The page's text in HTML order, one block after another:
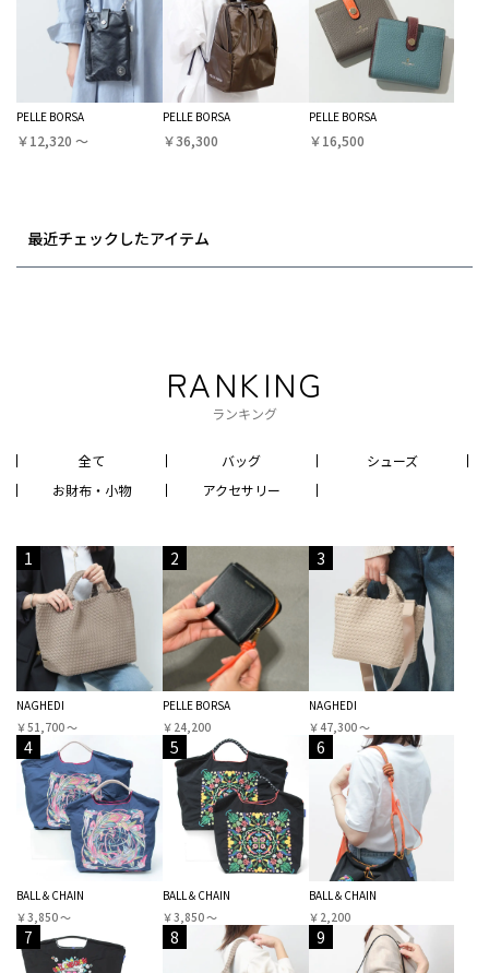
PELLE BORSA
￥12,320 〜
PELLE BORSA
￥36,300
PELLE BORSA
￥16,500
最近チェックしたアイテム
RANKING
ランキング
全て バッグ
シューズ
お財布・小物
アクセサリー
1
NAGHEDI
￥51,700 〜
2
PELLE BORSA
￥24,200
3
NAGHEDI
￥47,300 〜
4
BALL＆CHAIN
￥3,850 〜
5
BALL＆CHAIN
￥3,850 〜
6
BALL＆CHAIN
￥2,200
7 8 9